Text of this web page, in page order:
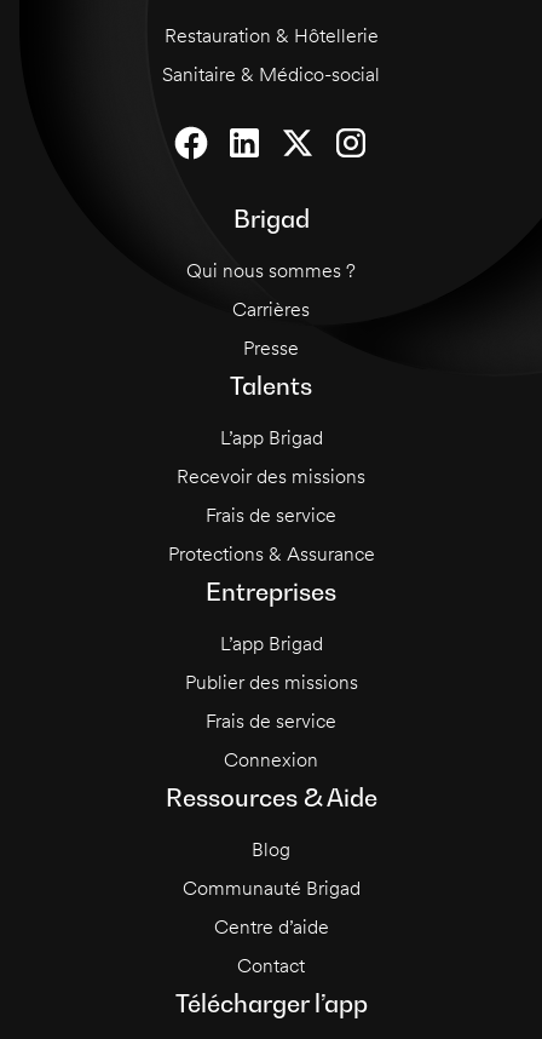
Restauration & Hôtellerie
Sanitaire & Médico-social
Brigad
Qui nous sommes ?
Carrières
Presse
Talents
L’app Brigad
Recevoir des missions
Frais de service
Protections & Assurance
Entreprises
L’app Brigad
Publier des missions
Frais de service
Connexion
Ressources & Aide
Blog
Communauté Brigad
Centre d’aide
Contact
Télécharger l’app